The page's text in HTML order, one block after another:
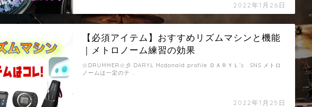
2022年1月26日
【必須アイテム】おすすめリズムマシンと機能
｜メトロノーム練習の効果
2022年1月25日
☆DRUMMER☆彡 DARYL Mcdonald profile ＤＡＲＹＬ’s SNS メトロ
ノームは一定のテ …